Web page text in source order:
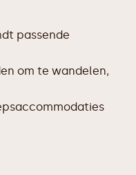
passende
om te wandelen,